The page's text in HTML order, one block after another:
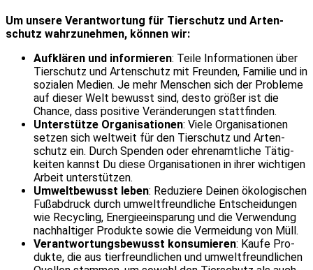
Um unse­re Ver­ant­wor­tung für Tier­schutz und Arten­
schutz wahr­zu­neh­men, kön­nen wir:
Auf­klä­ren und infor­mie­ren: Tei­le Infor­ma­tio­nen über
Tier­schutz und Arten­schutz mit Freun­den, Fami­lie und in
sozia­len Medi­en. Je mehr Men­schen sich der Pro­ble­me
auf die­ser Welt bewusst sind, des­to grö­ßer ist die
Chan­ce, dass posi­ti­ve Ver­än­de­run­gen statt­fin­den.
Unter­stüt­ze Orga­ni­sa­tio­nen: Vie­le Orga­ni­sa­tio­nen
set­zen sich welt­weit für den Tier­schutz und Arten­
schutz ein. Durch Spen­den oder ehren­amt­li­che Tätig­
kei­ten kannst Du die­se Orga­ni­sa­tio­nen in ihrer wich­ti­gen
Arbeit unter­stüt­zen.
Umwelt­be­wusst leben: Redu­zie­re Dei­nen öko­lo­gi­schen
Fuß­ab­druck durch umwelt­freund­li­che Ent­schei­dun­gen
wie Recy­cling, Ener­gie­ein­spa­rung und die Ver­wen­dung
nach­hal­ti­ger Pro­duk­te sowie die Ver­mei­dung von Müll.
Ver­ant­wor­tungs­be­wusst kon­su­mie­ren: Kau­fe Pro­
duk­te, die aus tier­freund­li­chen und umwelt­freund­li­chen